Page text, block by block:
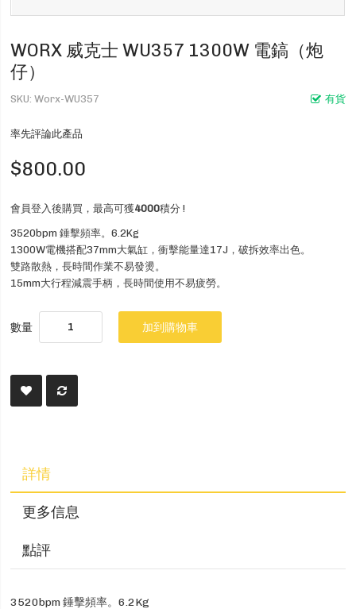
WORX 威克士 WU357 1300W 電鎬（炮
仔）
有貨
SKU Worx-WU357
率先評論此產品
$800.00
會員登入後購買，最高可獲4000積分 !
3520bpm 錘擊頻率。6.2Kg
1300W電機搭配37mm大氣缸，衝擊能量達17J，破拆效率出色。
雙路散熱，長時間作業不易發燙。
15mm大行程減震手柄，長時間使用不易疲勞。
數量 加到購物車
詳情
更多信息
點評
3520bpm 錘擊頻率。6.2Kg